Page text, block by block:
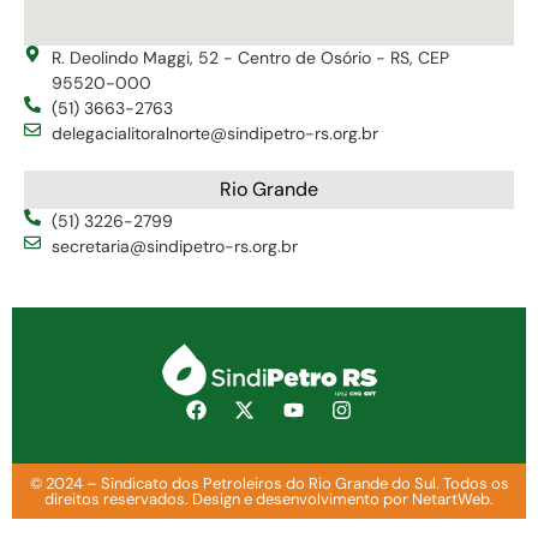
R. Deolindo Maggi, 52 - Centro de Osório - RS, CEP
95520-000
(51) 3663-2763
delegacialitoralnorte@sindipetro-rs.org.br
Rio Grande
(51) 3226-2799
secretaria@sindipetro-rs.org.br
© 2024 – Sindicato dos Petroleiros do Rio Grande do Sul. Todos os
direitos reservados. Design e desenvolvimento por NetartWeb.